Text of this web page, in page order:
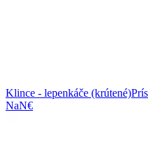
Klince - lepenkáče (krútené)
NaN€